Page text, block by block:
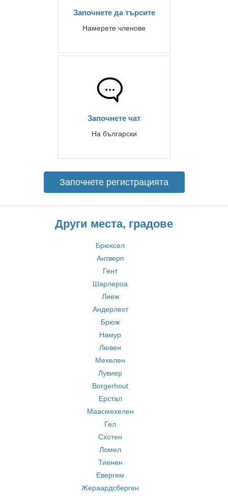
Започнете да търсите
Намерете членове
Започнете чат
На български
Започнете регистрацията
Други места, градове
Брюксел
Антверп
Гент
Шарлероа
Лиеж
Андерлехт
Брюж
Намур
Лювен
Мехелен
Лувиер
Borgerhout
Ерстал
Маасмехелен
Гел
Схотен
Ломел
Тиенен
Евергем
Жераардсберген